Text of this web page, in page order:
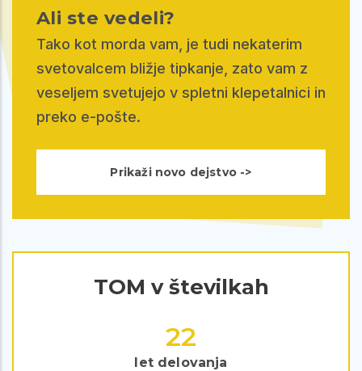
Ali ste vedeli?
Tako kot morda vam, je tudi nekaterim
svetovalcem bližje tipkanje, zato vam z
veseljem svetujejo v spletni klepetalnici in
preko e-pošte.
Prikaži novo dejstvo ->
TOM v številkah
30
let delovanja